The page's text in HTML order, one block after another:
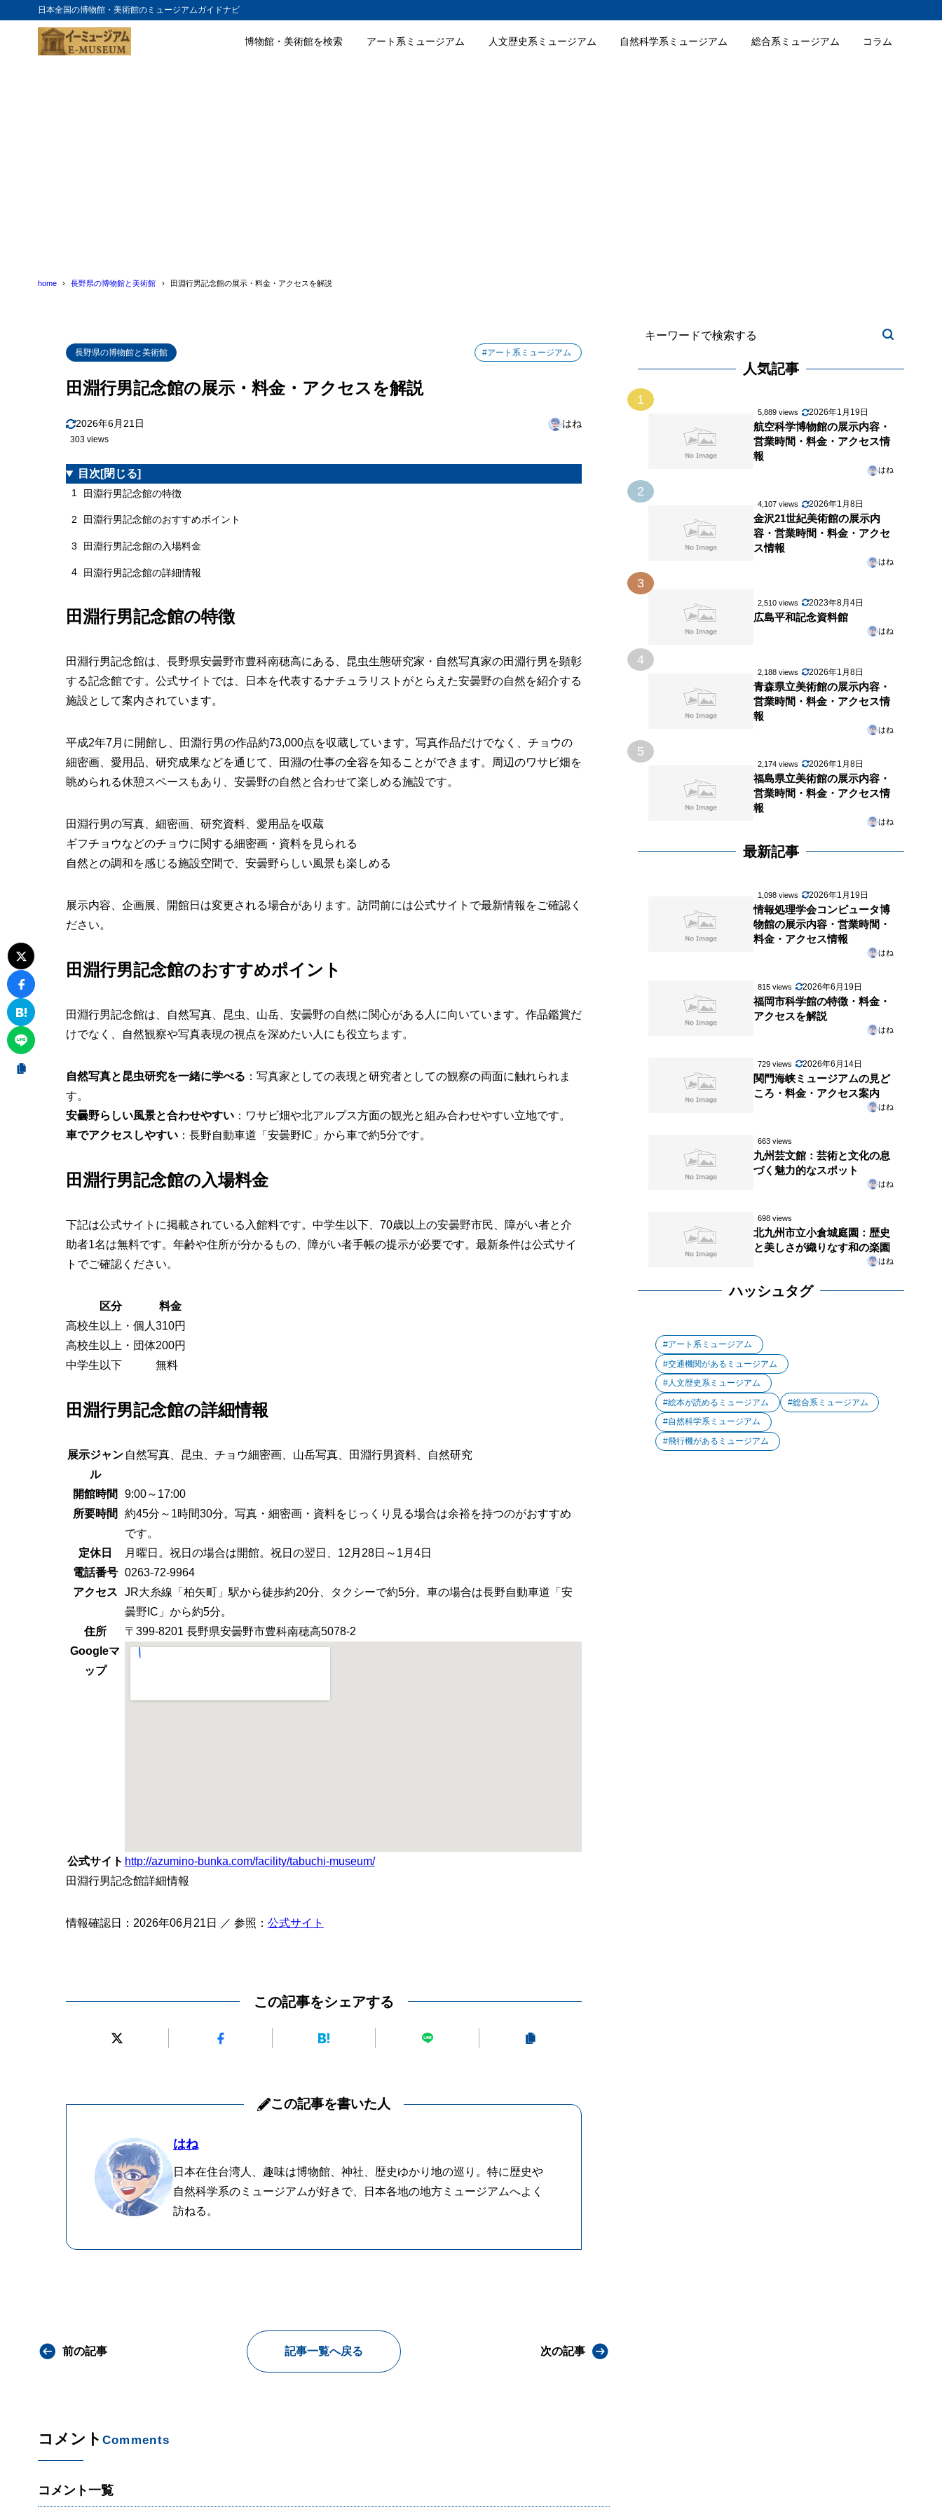
日本全国の博物館・美術館のミュージアムガイドナビ
博物館・美術館を検索 アート系ミュージアム 人文歴史系ミュージアム 自然科学系ミュージアム 総合系ミュージアム コラム
home 長野県の博物館と美術館 田淵行男記念館の展示・料金・アクセスを解説
長野県の博物館と美術館 #アート系ミュージアム
田淵行男記念館の展示・料金・アクセスを解説
2026年6月21日 はね
303 views
目次 [閉じる]
1 田淵行男記念館の特徴
2 田淵行男記念館のおすすめポイント
3 田淵行男記念館の入場料金
4 田淵行男記念館の詳細情報
田淵行男記念館の特徴
田淵行男記念館は、長野県安曇野市豊科南穂高にある、昆虫生態研究家・自然写真家の田淵行男を顕彰
する記念館です。公式サイトでは、日本を代表するナチュラリストがとらえた安曇野の自然を紹介する
施設として案内されています。
平成2年7月に開館し、田淵行男の作品約73,000点を収蔵しています。写真作品だけでなく、チョウの
細密画、愛用品、研究成果などを通じて、田淵の仕事の全容を知ることができます。周辺のワサビ畑を
眺められる休憩スペースもあり、安曇野の自然と合わせて楽しめる施設です。
田淵行男の写真、細密画、研究資料、愛用品を収蔵
ギフチョウなどのチョウに関する細密画・資料を見られる
自然との調和を感じる施設空間で、安曇野らしい風景も楽しめる
展示内容、企画展、開館日は変更される場合があります。訪問前には公式サイトで最新情報をご確認く
ださい。
田淵行男記念館のおすすめポイント
田淵行男記念館は、自然写真、昆虫、山岳、安曇野の自然に関心がある人に向いています。作品鑑賞だ
けでなく、自然観察や写真表現の視点を深めたい人にも役立ちます。
自然写真と昆虫研究を一緒に学べる ：写真家としての表現と研究者としての観察の両面に触れられま
す。
安曇野らしい風景と合わせやすい：ワサビ畑や北アルプス方面の観光と組み合わせやすい立地です。
車でアクセスしやすい：長野自動車道「安曇野IC」から車で約5分です。
田淵行男記念館の入場料金
下記は公式サイトに掲載されている入館料です。中学生以下、70歳以上の安曇野市民、障がい者と介
助者1名は無料です。年齢や住所が分かるもの、障がい者手帳の提示が必要です。最新条件は公式サイ
トでご確認ください。
区分
料金
高校生以上・個人 310円
高校生以上・団体200円
中学生以下
無料
田淵行男記念館の詳細情報
展示ジャン
ル
自然写真、昆虫、チョウ細密画、山岳写真、田淵行男資料、自然研究
開館時間
9:00～17:00
所要時間
約45分～1時間30分。写真・細密画・資料をじっくり見る場合は余裕を持つのがおすすめ
です。
定休日
月曜日。祝日の場合は開館。祝日の翌日、12月28日～1月4日
電話番号
0263-72-9964
アクセス
JR大糸線「柏矢町」駅から徒歩約20分、タクシーで約5分。車の場合は長野自動車道「安
曇野IC」から約5分。
住所
〒399-8201 長野県安曇野市豊科南穂高5078-2
Googleマ
ップ
公式サイト http://azumino-bunka.com/facility/tabuchi-museum/
田淵行男記念館詳細情報
情報確認日：2026年06月21日 ／ 参照： 公式サイト
この記事をシェアする
この記事を書いた人
はね
日本在住台湾人、趣味は博物館、神社、歴史ゆかり地の巡り。特に歴史や
自然科学系のミュージアムが好きで、日本各地の地方ミュージアムへよく
訪ねる。
前の記事 記事一覧へ戻る 次の記事
コメント Comments
コメント一覧
人気記事
1
5,889 views 2026年1月19日
航空科学博物館の展示内容・
営業時間・料金・アクセス情
報
はね
2
4,107 views 2026年1月8日
金沢21世紀美術館の展示内
容・営業時間・料金・アクセ
ス情報
はね
3
2,510 views 2023年8月4日
広島平和記念資料館
はね
4
2,188 views 2026年1月8日
青森県立美術館の展示内容・
営業時間・料金・アクセス情
報
はね
5
2,174 views 2026年1月8日
福島県立美術館の展示内容・
営業時間・料金・アクセス情
報
はね
最新記事
1,098 views 2026年1月19日
情報処理学会コンピュータ博
物館の展示内容・営業時間・
料金・アクセス情報
はね
815 views 2026年6月19日
福岡市科学館の特徴・料金・
アクセスを解説
はね
729 views 2026年6月14日
関門海峡ミュージアムの見ど
ころ・料金・アクセス案内
はね
663 views
九州芸文館：芸術と文化の息
づく魅力的なスポット
はね
698 views
北九州市立小倉城庭園：歴史
と美しさが織りなす和の楽園
はね
ハッシュタグ
アート系ミュージアム
交通機関があるミュージアム
人文歴史系ミュージアム
絵本が読めるミュージアム
総合系ミュージアム
自然科学系ミュージアム
飛行機があるミュージアム
目次